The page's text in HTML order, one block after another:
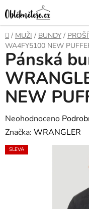
na
obsah
Domů
/ MUŽI / BUNDY /
WA4FY5100 NEW
Pánská
NEW
Průměrné
hodnocení
produktu
Neohodnoceno
Značka: WRANGLER
SLEVA